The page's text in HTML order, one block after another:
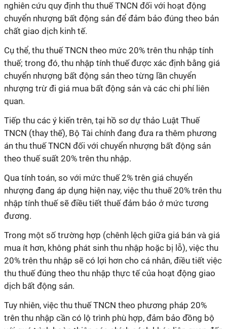
nghiên cứu quy định thu thuế TNCN đối với hoạt động
chuyển nhượng bất động sản để đảm bảo đúng theo bản
chất giao dịch kinh tế.
Cụ thể, thu thuế TNCN theo mức 20% trên thu nhập tính
thuế; trong đó, thu nhập tính thuế được xác định bằng giá
chuyển nhượng bất động sản theo từng lần chuyển
nhượng trừ đi giá mua bất động sản và các chi phí liên
quan.
Tiếp thu các ý kiến trên, tại hồ sơ dự thảo Luật Thuế
TNCN (thay thế), Bộ Tài chính đang đưa ra thêm phương
án thu thuế TNCN đối với chuyển nhượng bất động sản
theo thuế suất 20% trên thu nhập.
Qua tính toán, so với mức thuế 2% trên giá chuyển
nhượng đang áp dụng hiện nay, việc thu thuế 20% trên thu
nhập tính thuế sẽ điều tiết thuế đảm bảo ở mức tương
đương.
Trong một số trường hợp (chênh lệch giữa giá bán và giá
mua ít hơn, không phát sinh thu nhập hoặc bị lỗ), việc thu
20% trên thu nhập sẽ có lợi hơn cho cá nhân, điều tiết việc
thu thuế đúng theo thu nhập thực tế của hoạt động giao
dịch bất động sản.
Tuy nhiên, việc thu thuế TNCN theo phương pháp 20%
trên thu nhập cần có lộ trình phù hợp, đảm bảo đồng bộ